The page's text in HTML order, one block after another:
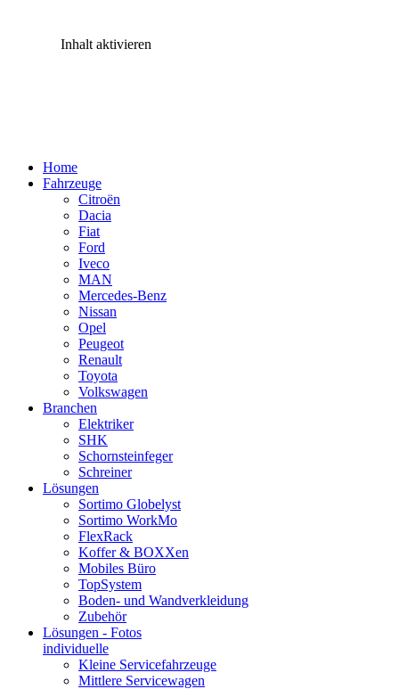
Inhalt aktivieren
Home
Fahrzeuge
Citroën
Dacia
Fiat
Ford
Iveco
MAN
Mercedes-Benz
Nissan
Opel
Peugeot
Renault
Toyota
Volkswagen
Branchen
Elektriker
SHK
Schornsteinfeger
Schreiner
Lösungen
Sortimo Globelyst
Sortimo WorkMo
FlexRack
Koffer & BOXXen
Mobiles Büro
TopSystem
Boden- und Wandverkleidung
Zubehör
Lösungen - Fotos
individuelle
Kleine Servicefahrzeuge
Mittlere Servicewagen